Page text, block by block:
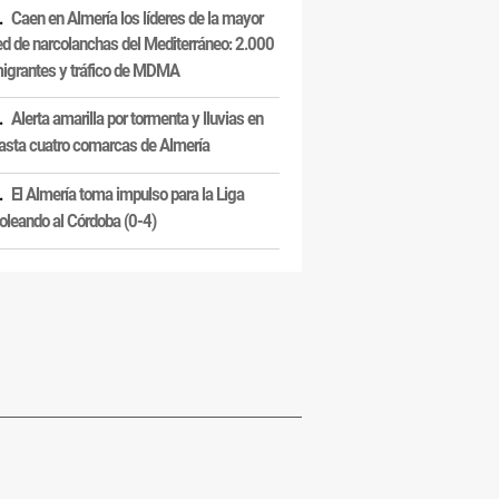
Caen en Almería los líderes de la mayor
de narcolanchas del Mediterráneo: 2.000
y tráfico de MDMA
Alerta amarilla por tormenta y lluvias en
cuatro comarcas de Almería
El Almería toma impulso para la Liga
al Córdoba (0-4)